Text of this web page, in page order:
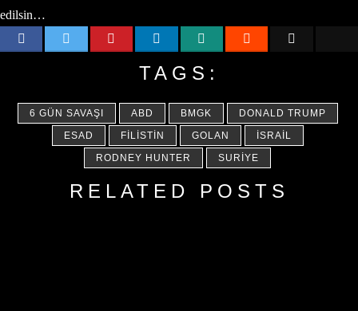
edilsin…
TAGS:
6 GÜN SAVAŞI ABD BMGK
DONALD TRUMP
ESAD
FILISTIN GOLAN
İSRAIL
RODNEY HUNTER
SURIYE
RELATED POSTS